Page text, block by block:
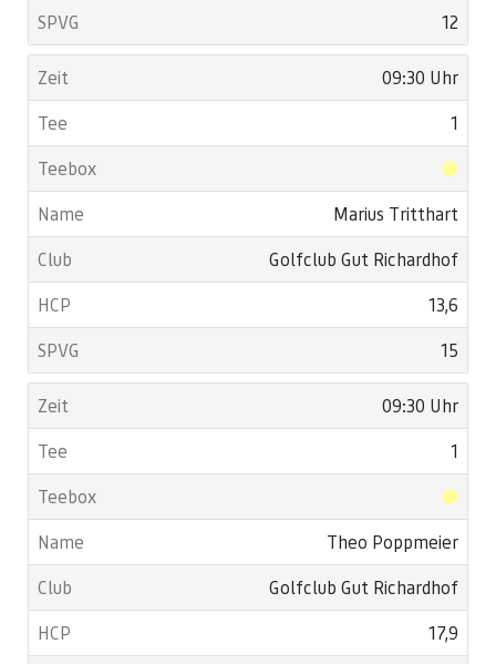
12
09:30 Uhr
1
Marius Tritthart
Golfclub Gut Richardhof
13,6
15
09:30 Uhr
1
Theo Poppmeier
Golfclub Gut Richardhof
17,9